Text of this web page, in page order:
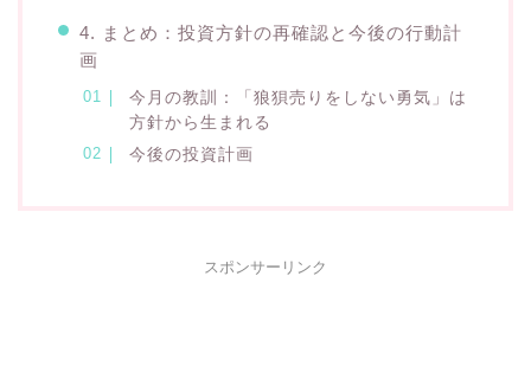
4. まとめ：投資方針の再確認と今後の行動計
画
今月の教訓：「狼狽売りをしない勇気」は
方針から生まれる
今後の投資計画
スポンサーリンク